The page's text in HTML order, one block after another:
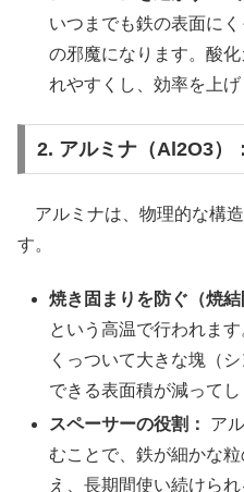
いつまでも鉄の表面に
の邪魔になります。酸
れやすくし、効率を上げ
2. アルミナ（Al2O3）
アルミナは、物理的な構
す。
焼き固まりを防ぐ（焼結
という高温で行われま
くっついて大きな塊（
できる表面積が減ってし
スペーサーの役割：
ア
むことで、鉄が細かな
え、長期間使い続けられ